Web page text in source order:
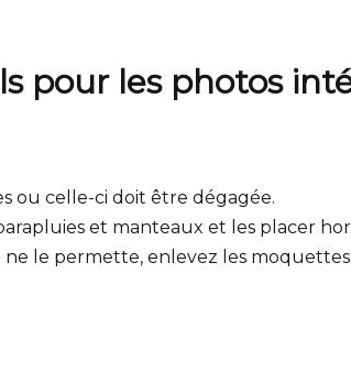
pour les photos
ou celle-ci doit être dégagée.
et manteaux et les placer
le permette, enlevez les